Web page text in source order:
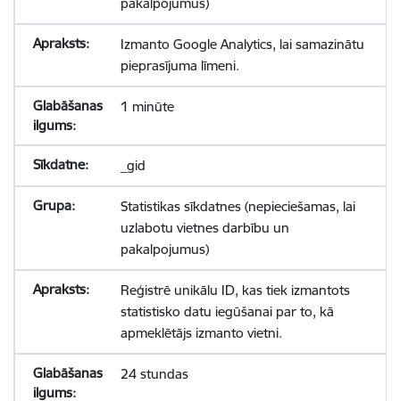
Izmanto Google Analytics, lai samazinātu
pieprasījuma līmeni.
1 minūte
_gid
Statistikas sīkdatnes (nepieciešamas, lai
uzlabotu vietnes darbību un
pakalpojumus)
Reģistrē unikālu ID, kas tiek izmantots
statistisko datu iegūšanai par to, kā
apmeklētājs izmanto vietni.
24 stundas